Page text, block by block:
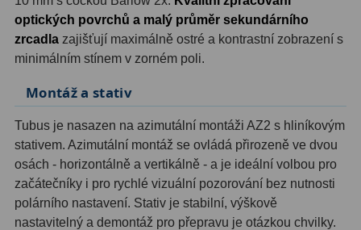
Paralaktické EQ19
Fotografické montáže5
Motory a pohony13
Upínací prvky13
Závaží3
optických povrchů a malý průměr sekundárního
zrcadla zajišťují maximálně ostré a kontrastní zobrazení s
minimálním stínem v zorném poli.
Montáž a stativ
Tubus je nasazen na azimutální montáži AZ2 s hliníkovým
stativem. Azimutální montáž se ovládá přirozeně ve dvou
osách - horizontálně a vertikálně - a je ideální volbou pro
začátečníky i pro rychlé vizuální pozorování bez nutnosti
polárního nastavení. Stativ je stabilní, výškově
nastavitelný a demontáž pro přepravu je otázkou chvilky.